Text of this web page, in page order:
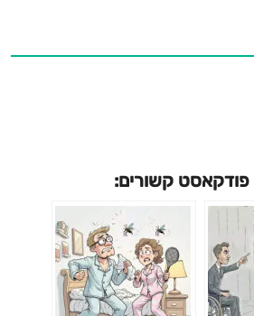
פודקאסט קשורים: